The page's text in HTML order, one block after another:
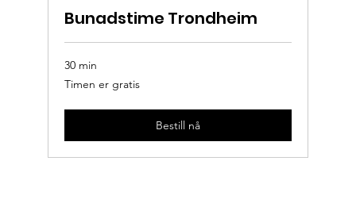
Bunadstime Trondheim
30 min
Timen
er
Timen er gratis
Bestill nå